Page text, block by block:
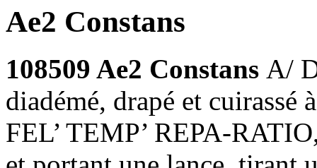
Ae2 Constans
108509 Ae2 Constans A/
diadémé, drapé et cuirassé
FEL’ TEMP’ REPA-